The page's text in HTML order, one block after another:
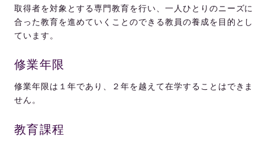
取得者を対象とする専門教育を行い、一人ひとりのニーズに
合った教育を進めていくことのできる教員の養成を目的とし
ています。
修業年限
修業年限は１年であり、２年を越えて在学することはできま
せん。
教育課程